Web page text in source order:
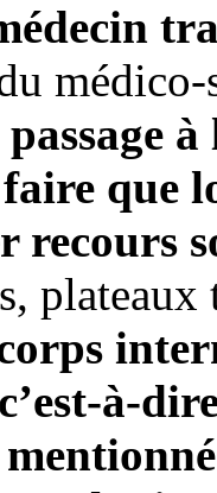
que
recours
à-